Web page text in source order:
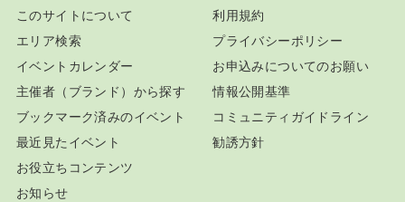
このサイトについて
エリア検索
イベントカレンダー
主催者（ブランド）から探す
ブックマーク済みのイベント
最近見たイベント
お役立ちコンテンツ
お知らせ
利用規約
プライバシーポリシー
お申込みについてのお願い
情報公開基準
コミュニティガイドライン
勧誘方針